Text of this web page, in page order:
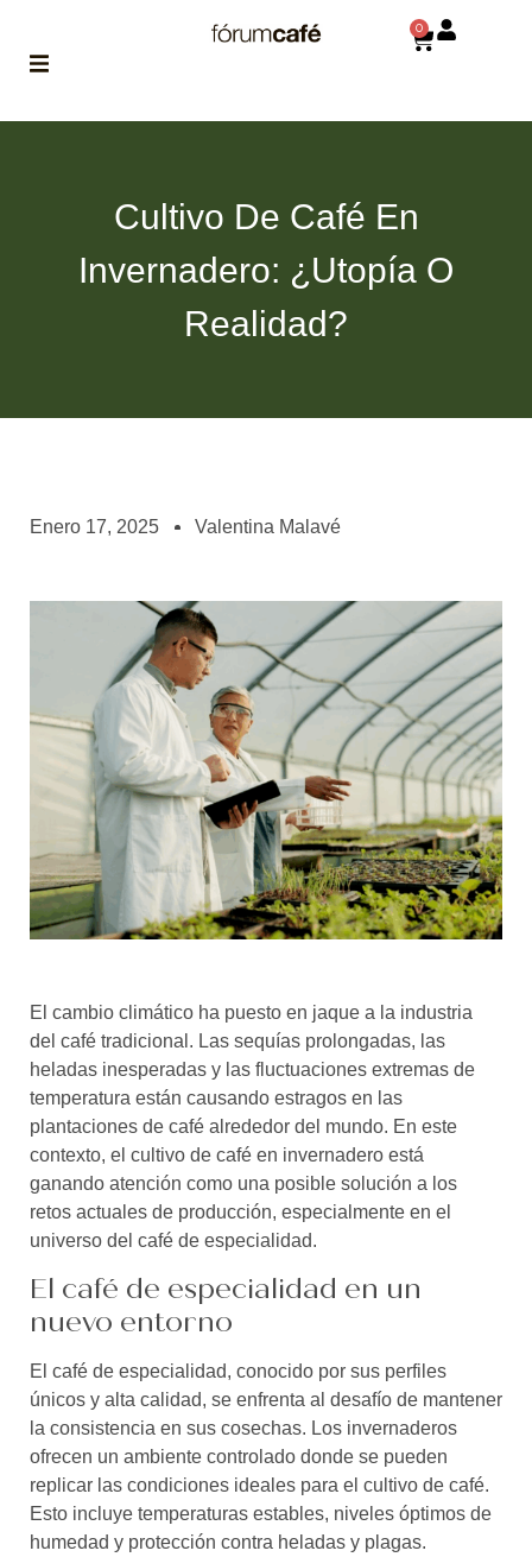
de fórum
asociados
BOLSA DE TRABAJO
CONTACTO
de ti!
0
Cultivo De Café En
Invernadero: ¿utopía O
Realidad?
Enero 17, 2025 Valentina Malavé
El cambio climático ha puesto en jaque a la industria
del café tradicional. Las sequías prolongadas, las
heladas inesperadas y las fluctuaciones extremas de
temperatura están causando estragos en las
plantaciones de café alrededor del mundo. En este
contexto, el cultivo de café en invernadero está
ganando atención como una posible solución a los
retos actuales de producción, especialmente en el
universo del café de especialidad.
El café de especialidad en un
nuevo entorno
El café de especialidad, conocido por sus perfiles
únicos y alta calidad, se enfrenta al desafío de mantener
la consistencia en sus cosechas. Los invernaderos
ofrecen un ambiente controlado donde se pueden
replicar las condiciones ideales para el cultivo de café.
Esto incluye temperaturas estables, niveles óptimos de
humedad y protección contra heladas y plagas.